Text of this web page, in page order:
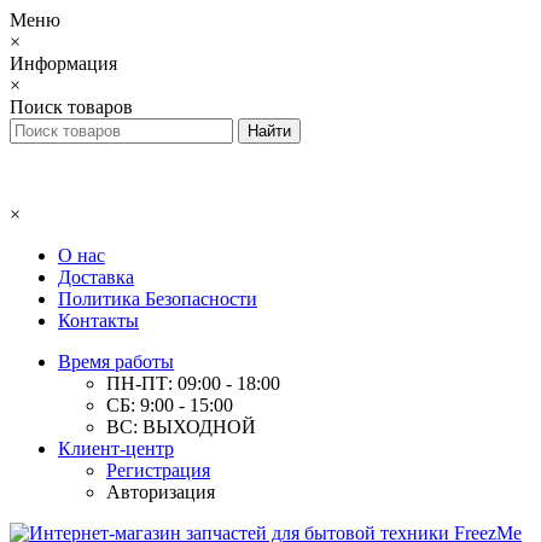
Меню
×
Информация
×
Поиск товаров
×
О нас
Доставка
Политика Безопасности
Контакты
Время работы
ПН-ПТ: 09:00 - 18:00
СБ: 9:00 - 15:00
ВС: ВЫХОДНОЙ
Клиент-центр
Регистрация
Авторизация